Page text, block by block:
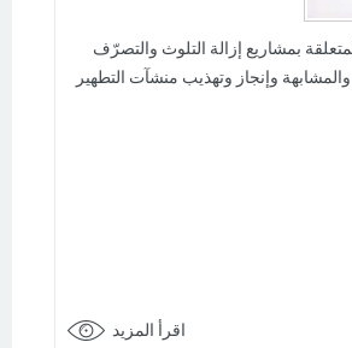
بمشاريع إزالة التلوث والتصرّف
والمشابهة وإنجاز وتهذيب منشآت التطهير
اقرأ المزيد